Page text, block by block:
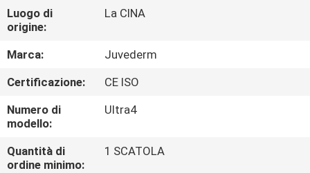
SU
DI
NOI
VISITA
ALLA
FABBRICA
Luogo di
origine:
La CINA
Marca:
Juvederm
Certificazione:
CE ISO
Numero di
modello:
Ultra4
Quantità di
ordine minimo:
1 SCATOLA